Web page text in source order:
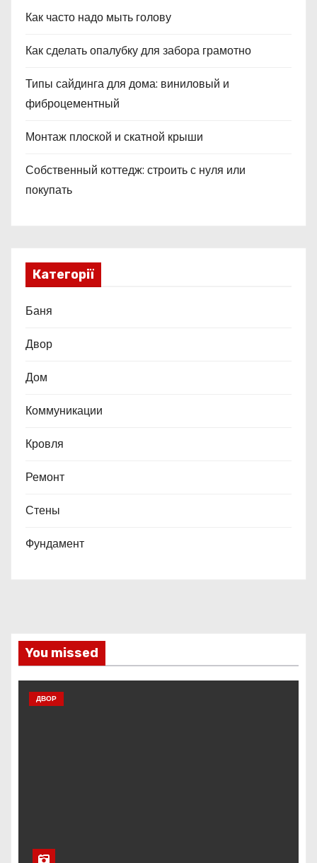
Как часто надо мыть голову
Как сделать опалубку для забора грамотно
Типы сайдинга для дома: виниловый и
фиброцементный
Монтаж плоской и скатной крыши
Собственный коттедж: строить с нуля или
покупать
Категорії
Баня
Двор
Дом
Коммуникации
Кровля
Ремонт
Стены
Фундамент
You missed
ДВОР